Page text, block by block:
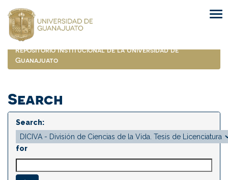
navigation
Repositorio Institucional de la Universidad de
Guanajuato
Search
Search:
for